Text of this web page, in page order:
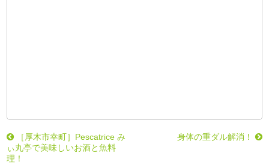
［厚木市幸町］Pescatrice み
ぃ丸亭で美味しいお酒と魚料
理！
身体の重ダル解消！